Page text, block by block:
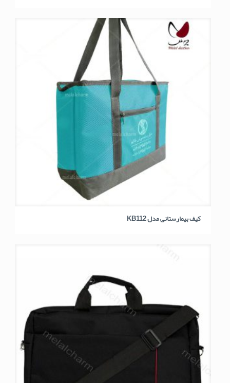
کیف بیمارستانی مدل KB112